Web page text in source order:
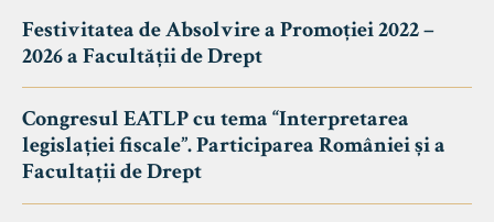
Festivitatea de Absolvire a Promoției 2022 –
2026 a Facultății de Drept
Congresul EATLP cu tema “Interpretarea
legislației fiscale”. Participarea României și a
Facultații de Drept